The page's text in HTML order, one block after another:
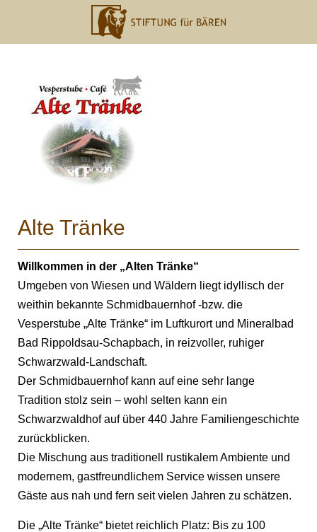
Alte Tränke
Willkommen in der „Alten Tränke“
Umgeben von Wiesen und Wäldern liegt idyllisch der
weithin bekannte Schmidbauernhof -bzw. die
Vesperstube „Alte Tränke“ im Luftkurort und Mineralbad
Bad Rippoldsau-Schapbach, in reizvoller, ruhiger
Schwarzwald-Landschaft.
Der Schmidbauernhof kann auf eine sehr lange
Tradition stolz sein – wohl selten kann ein
Schwarzwaldhof auf über 440 Jahre Familiengeschichte
zurückblicken.
Die Mischung aus traditionell rustikalem Ambiente und
modernem, gastfreundlichem Service wissen unsere
Gäste aus nah und fern seit vielen Jahren zu schätzen.
Die „Alte Tränke“ bietet reichlich Platz: Bis zu 100